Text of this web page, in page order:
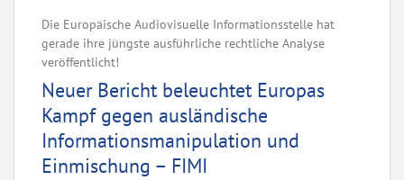
Die Europäische Audiovisuelle Informationsstelle hat
gerade ihre jüngste ausführliche rechtliche Analyse
veröffentlicht!
Neuer Bericht beleuchtet Europas
Kampf gegen ausländische
Informationsmanipulation und
Einmischung – FIMI